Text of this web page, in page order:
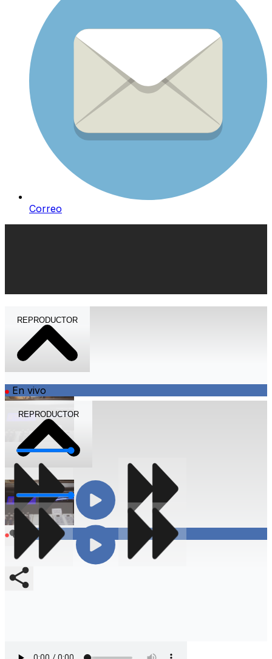
Correo
REPRODUCTOR
En vivo
Volumen
Compartir
REPRODUCTOR
En vivo
Volumen
Compartir